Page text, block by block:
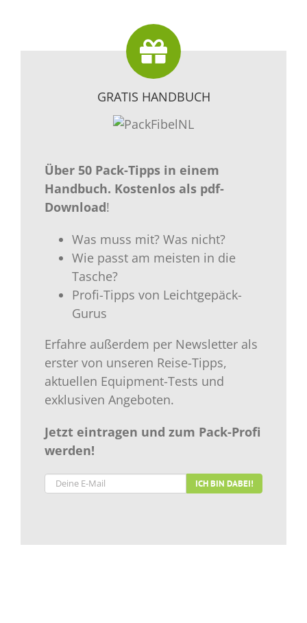
GRATIS HANDBUCH
Über 50 Pack-Tipps in einem
Handbuch. Kostenlos als pdf-
Download!
Was muss mit? Was nicht?
Wie passt am meisten in die
Tasche?
Profi-Tipps von Leichtgepäck-
Gurus
Erfahre außerdem per Newsletter als
erster von unseren Reise-Tipps,
aktuellen Equipment-Tests und
exklusiven Angeboten.
Jetzt eintragen und zum Pack-Profi
werden!